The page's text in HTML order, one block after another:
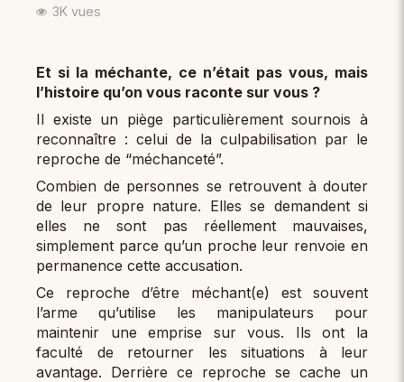
3K vues
Et si la méchante, ce n’était pas vous, mais
l’histoire qu’on vous raconte sur vous ?
Il existe un piège particulièrement sournois à
reconnaître : celui de la culpabilisation par le
reproche de “méchanceté”.
Combien de personnes se retrouvent à douter
de leur propre nature. Elles se demandent si
elles ne sont pas réellement mauvaises,
simplement parce qu’un proche leur renvoie en
permanence cette accusation.
Ce reproche d’être méchant(e) est souvent
l’arme qu’utilise les manipulateurs pour
maintenir une emprise sur vous. Ils ont la
faculté de retourner les situations à leur
avantage. Derrière ce reproche se cache un